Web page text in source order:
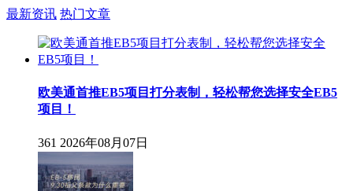
最新资讯 热门文章
欧美通首推EB5项目打分表制，轻松帮您选择安全EB5
项目！
361 2026年08月07日